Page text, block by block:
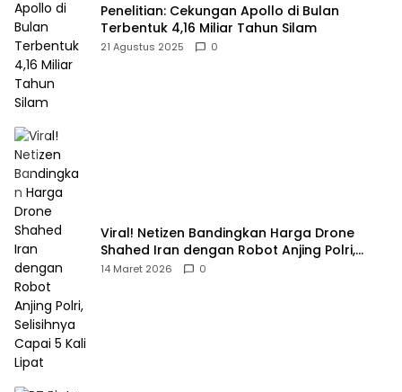
Penelitian: Cekungan Apollo di Bulan
Terbentuk 4,16 Miliar Tahun Silam
21 Agustus 2025 0
Viral! Netizen Bandingkan Harga Drone
Shahed Iran dengan Robot Anjing Polri,
Selisihnya Capai 5 Kali Lipat
14 Maret 2026 0